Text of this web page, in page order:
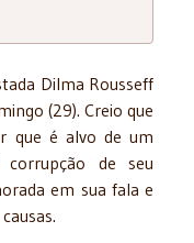
Dilma Rousseff
(29). Creio que
que é alvo de um
de seu
em sua fala e